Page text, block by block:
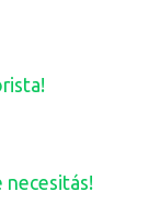
necesitás!